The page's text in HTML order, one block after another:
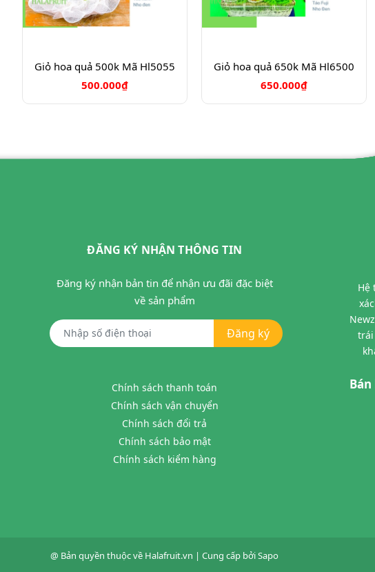
Giỏ hoa quả 500k Mã Hl5055
500.000₫
Giỏ hoa quả 650k Mã Hl6500
650.000₫
ĐĂNG KÝ NHẬN THÔNG TIN
Đăng ký nhận bản tin để nhận ưu đãi đặc biệt
về sản phẩm
Đăng ký
Chính sách thanh toán
Chính sách vận chuyển
Chính sách đổi trả
Chính sách bảo mật
Chính sách kiểm hàng
Hệ
trái
@ Bản quyền thuộc về Halafruit.vn | Cung cấp bởiSapo